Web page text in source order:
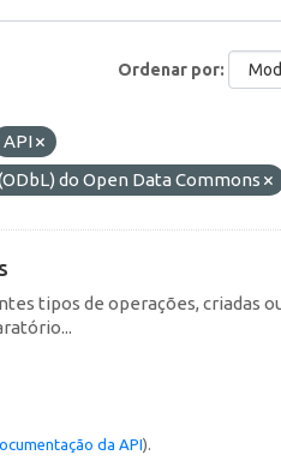
Ordenar por
API
do Open Data Commons
tipos de operações, criadas
da API).